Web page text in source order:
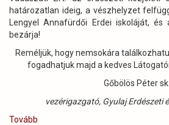
határozatlan ideig, a vészhelyzet
Lengyel Annafürdői Erdei iskoláját,
bezárja!
Reméljük, hogy nemsokára
fogadhatjuk majd a kedves
Gőbölös Péter sk.
vezérigazgató, Gyulaj Erdészeti
Tovább